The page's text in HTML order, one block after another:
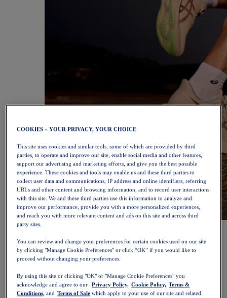
Uitgelicht
Nieuw binnen
Bestsellers
PLATINUM Collection
PERFORMANCE LIFE collectie
NOVABLAST™ 6
COOKIES – YOUR PRIVACY, YOUR CHOICE
This site uses cookies and similar tools, some of which are provided by third
parties, to operate and improve our site, enable social media and other features,
support our advertising and marketing efforts, and give you the best possible
experience. These cookies and tools may enable us and these third parties to
collect user data and communications, IP address and online identifiers, referring
URLs and other content and browsing information, and to record user interactions
with this site. We and these third parties use this information to analyze and
improve our performance, provide you with a more personalized experiences,
and reach you with more relevant content and ads on this site and across third
party sites.
You can review and change your preferences for certain cookies used on our site
by clicking "Manage Cookie Preferences" or click “OK” if you would like to
proceed without changing your preferences.
By using this site or clicking "OK" or "Manage Cookie Preferences" you
acknowledge and agree to our
Privacy Policy, Cookie Policy, Terms &
Conditions, and Terms of Sale which apply to your use of our site and related